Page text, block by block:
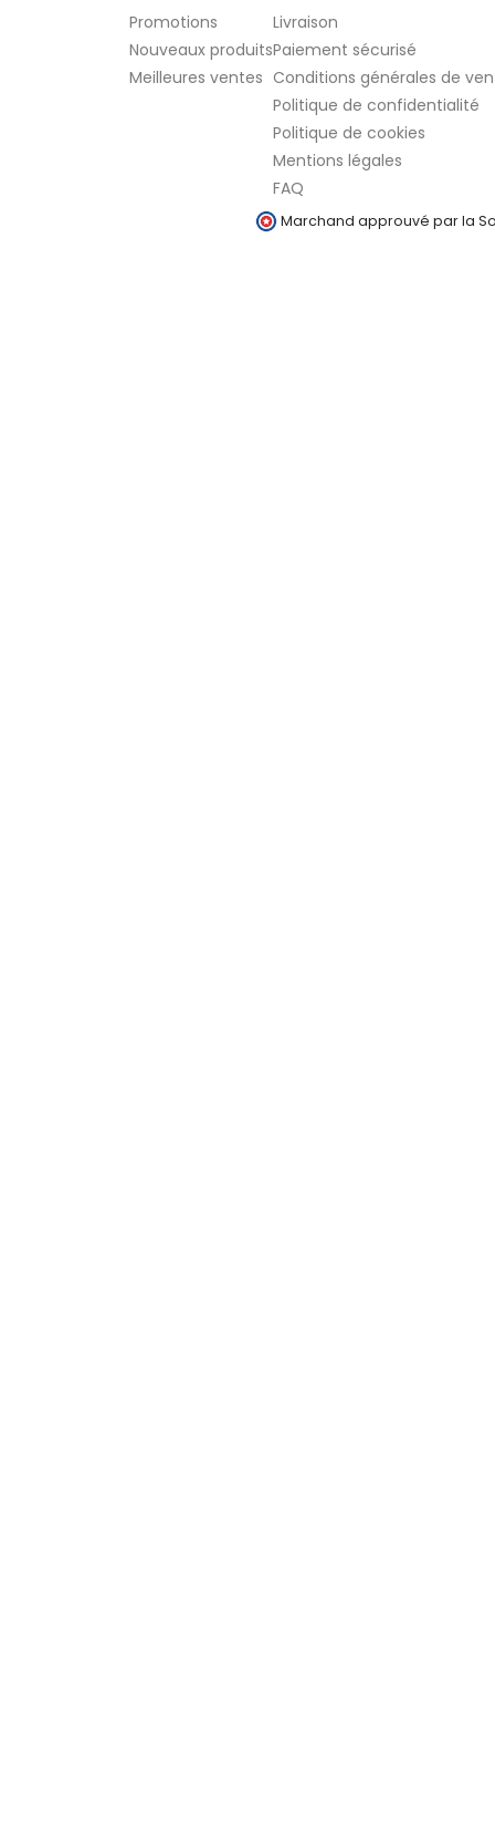
Promotions
Nouveaux produits
Meilleures ventes
Livraison
Paiement sécurisé
Conditions générales de
Politique de confidentialité
Politique de cookies
Mentions légales
FAQ
Marchand approuvé par la